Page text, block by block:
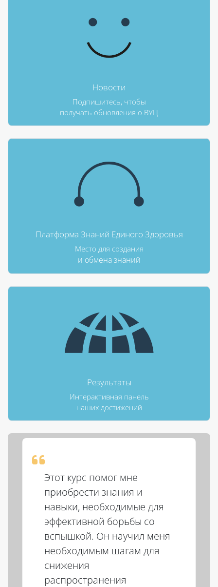
Новости
Подпишитесь, чтобы
получать обновления о ВУЦ
Платформа Знаний Единого Здоровья
Место для создания
и обмена знаний
Результаты
Интерактивная панель
наших достижений
Пропустить Fao Carousel
Этот курс помог мне
приобрести знания и
навыки, необходимые для
эффективной борьбы со
вспышкой. Он научил меня
необходимым шагам для
снижения
распространения